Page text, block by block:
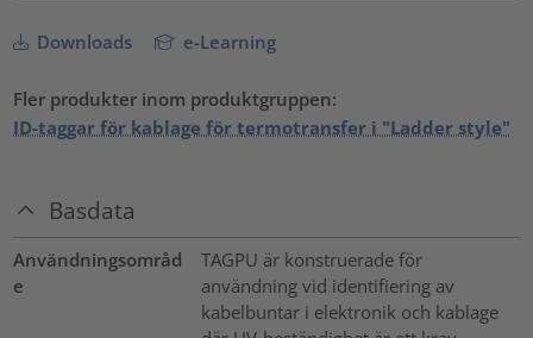
Downloads e-Learning
Fler produkter inom produktgruppen:
ID-taggar för kablage för termotransfer i "Ladder style"
Basdata
Användningsområd
e
TAGPU är konstruerade för
användning vid identifiering av
kabelbuntar i elektronik och kablage